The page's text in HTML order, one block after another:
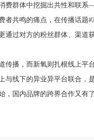
群体中挖掘出共性和联系
者共鸣的痛点，在传播话题
通过对方的粉丝群体、渠道
播，而新氧则扎根线上平
与线下的异业异平台联合，
，国内品牌的跨界合作又有